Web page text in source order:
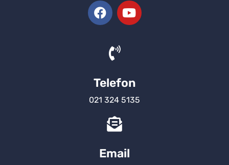
Telefon
021 324 5135
Email